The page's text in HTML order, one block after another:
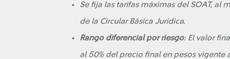
Se fija las tarifas máximas del SOAT, al
de la Circular Básica Jurídica.
Rango diferencial por riesgo: El valor
al 50% del precio final en pesos